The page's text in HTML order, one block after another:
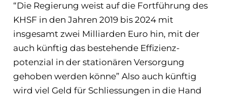
“Die Regierung weist auf die Fortführung des
KHSF in den Jahren 2019 bis 2024 mit
insgesamt zwei Milliarden Euro hin, mit der
auch künftig das bestehende Effizienz­
potenzial in der stationären Versorgung
gehoben werden könne” Also auch künftig
wird viel Geld für Schliessungen in die Hand